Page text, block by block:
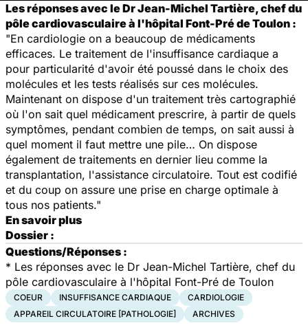
Les réponses avec le Dr Jean-Michel Tartière, chef du
pôle cardiovasculaire à l'hôpital Font-Pré de Toulon :
"En cardiologie on a beaucoup de médicaments
efficaces. Le traitement de l'insuffisance cardiaque a
pour particularité d'avoir été poussé dans le choix des
molécules et les tests réalisés sur ces molécules.
Maintenant on dispose d'un traitement très cartographié
où l'on sait quel médicament prescrire, à partir de quels
symptômes, pendant combien de temps, on sait aussi à
quel moment il faut mettre une pile… On dispose
également de traitements en dernier lieu comme la
transplantation, l'assistance circulatoire. Tout est codifié
et du coup on assure une prise en charge optimale à
tous nos patients."
En savoir plus
Dossier :
Questions/Réponses :
* Les réponses avec le Dr Jean-Michel Tartière, chef du
pôle cardiovasculaire à l'hôpital Font-Pré de Toulon
COEUR INSUFFISANCE CARDIAQUE
CARDIOLOGIE
APPAREIL CIRCULATOIRE [PATHOLOGIE]
ARCHIVES